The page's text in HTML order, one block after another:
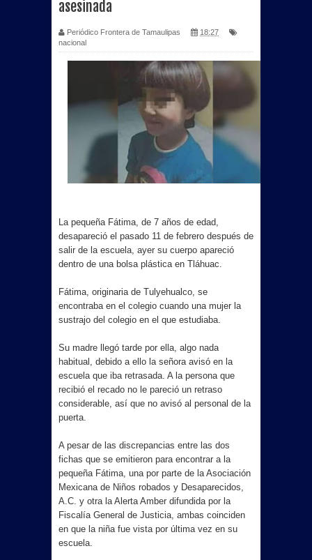
fueron consumidas por incendio en
bodega de PepsiCo en Matamoros
Se registra Raúl Flores Prieto por la
Planilla Rosa fuerte aspirante para
contender por el SNTISSSTE en
Beto Granados acompaña graduación
del Jardín de Niños “Profesora y
Licenciada Ada H. Siller Flores”
INAUGURA BETO GRANADOS SERIE
NACIONAL DE LIGAS PEQUEÑAS EN
MATAMOROS
Beto Granados da banderazo a
colonia La Estrella
GRUPO VOLUNTARIO GUERREROS
AMBULANCIAS AGRADECE A BETO
asesinada
Periódico Frontera de Tamaulipas
18:27
nacional
La pequeña Fátima, de 7 años de edad,
desapareció el pasado 11 de febrero después de
salir de la escuela, ayer su cuerpo apareció
dentro de una bolsa plástica en Tláhuac.
Fátima, originaria de Tulyehualco, se
encontraba en el colegio cuando una mujer la
sustrajo del colegio en el que estudiaba.
Su madre llegó tarde por ella, algo nada
habitual, debido a ello la señora avisó en la
escuela que iba retrasada. A la persona que
recibió el recado no le pareció un retraso
considerable, así que no avisó al personal de la
puerta.
A pesar de las discrepancias entre las dos
fichas que se emitieron para encontrar a la
pequeña Fátima, una por parte de la Asociación
Mexicana de Niños robados y Desaparecidos,
A.C. y otra la Alerta Amber difundida por la
Fiscalía General de Justicia, ambas coinciden
en que la niña fue vista por última vez en su
escuela.